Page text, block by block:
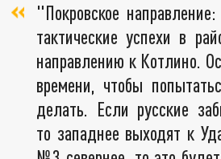
"Покровское
тактические успехи в
направлению к Котлино.
времени, чтобы
делать. Если русские
то западнее выходят к